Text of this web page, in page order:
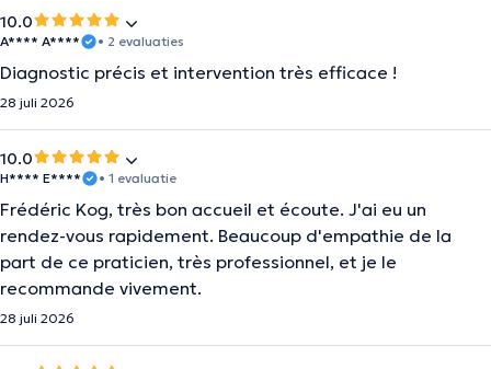
10.0
A**** A**** • 2 evaluaties
Diagnostic précis et intervention très efficace !
28 juli 2026
10.0
H**** E**** • 1 evaluatie
Frédéric Kog, très bon accueil et écoute. J'ai eu un
rendez-vous rapidement. Beaucoup d'empathie de la
part de ce praticien, très professionnel, et je le
recommande vivement.
28 juli 2026